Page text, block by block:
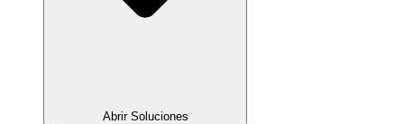
Abrir Soluciones